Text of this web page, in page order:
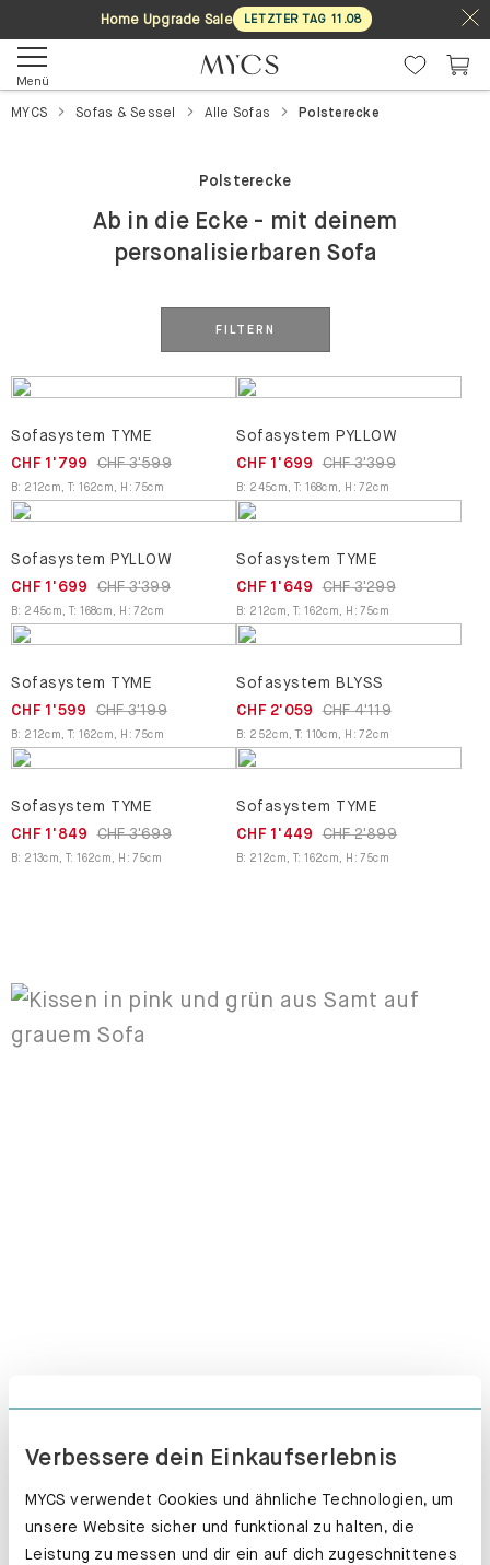
Verbessere dein Einkaufserlebnis
MYCS verwendet Cookies und ähnliche Technologien, um
unsere Website sicher und funktional zu halten, die
Leistung zu messen und dir ein auf dich zugeschnittenes
Home Upgrade Sale LETZTER TAG 11 .08
Menü
MYCS Sofas & Sessel Alle Sofas Polsterecke
Polsterecke
Ab in die Ecke - mit deinem
personalisierbaren Sofa
FILTERN
Sofasystem TYME
CHF 3'599
CHF 1'799
B: 212cm ,T:162cm H :75cm
Sofasystem PYLLOW
CHF 3'399
CHF 1'699
B: 245cm ,T:168cm H :72cm
Sofasystem PYLLOW
CHF 3'399
CHF 1'699
B: 245cm ,T:168cm H :72cm
Sofasystem TYME
CHF 3'299
CHF 1'649
B: 212cm ,T:162cm H :75cm
Sofasystem TYME
CHF 3'199
CHF 1'599
B: 212cm ,T:162cm H :75cm
Sofasystem BLYSS
CHF 4'119
CHF 2'059
B: 252cm ,T:110cm H :72cm
Sofasystem TYME
CHF 3'699
CHF 1'849
B: 213cm ,T:162cm H :75cm
Sofasystem TYME
CHF 2'899
CHF 1'449
B: 212cm ,T:162cm H :75cm